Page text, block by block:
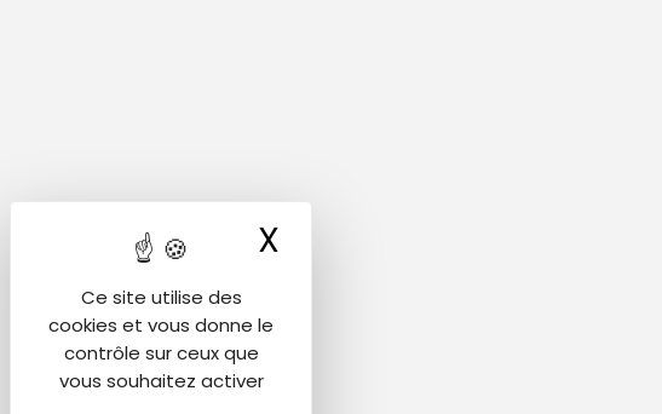
Ce site utilise des
cookies et vous donne le
contrôle sur ceux que
vous souhaitez activer
X